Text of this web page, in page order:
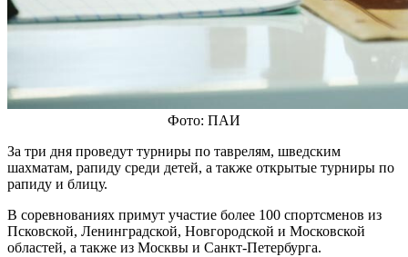
Фото: ПАИ
За три дня проведут турниры по таврелям, шведским
шахматам, рапиду среди детей, а также открытые турниры по
рапиду и блицу.
В соревнованиях примут участие более 100 спортсменов из
Псковской, Ленинградской, Новгородской и Московской
областей, а также из Москвы и Санкт-Петербурга.